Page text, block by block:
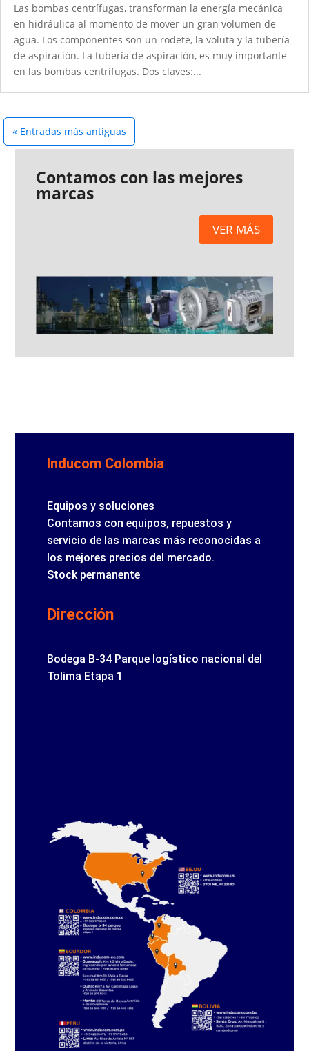
Las bombas centrífugas, transforman la energía mecánica
en hidráulica al momento de mover un gran volumen de
agua. Los componentes son un rodete, la voluta y la tubería
de aspiración. La tubería de aspiración, es muy importante
en las bombas centrífugas. Dos claves:...
« Entradas más antiguas
Contamos con las mejores
marcas
VER MÁS
Inducom Colombia
Equipos y soluciones
Contamos con equipos, repuestos y
servicio de las marcas más reconocidas a
los mejores precios del mercado.
Stock permanente
Dirección
Bodega B-34 Parque logístico nacional del
Tolima Etapa 1